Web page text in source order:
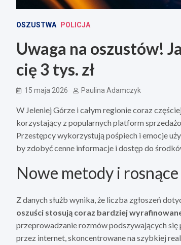
OSZUSTWA POLICJA
Uwaga na oszustów!
cię 3 tys. zł
15 maja 2026 Paulina Adamczyk
W Jeleniej Górze i całym regionie coraz
korzystający z popularnych platform
Przestępcy wykorzystują pośpiech i emocje
by zdobyć cenne informacje i dostęp do
Nowe metody i
Z danych służb wynika, że liczba zgłoszeń
oszuści stosują coraz bardziej
przeprowadzanie rozmów podszywających
przez internet, skoncentrowane na szybkiej